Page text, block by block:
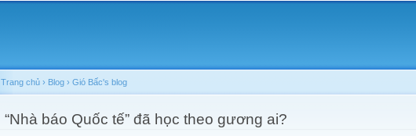
You are here
Trang chủ › Blog › Gió Bấc's blog
“Nhà báo Quốc tế” đã học theo gương ai?